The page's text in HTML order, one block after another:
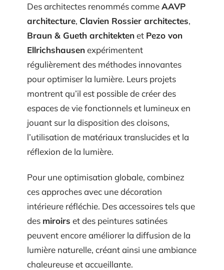
Des architectes renommés commeAAVP
architecture, Clavien Rossier architectes,
Braun & Gueth architektenet Pezo von
Ellrichshausenexpérimentent
régulièrement des méthodes innovantes
pour optimiser la lumière. Leurs projets
montrent qu’il est possible de créer des
espaces de vie fonctionnels et lumineux en
jouant sur la disposition des cloisons,
l’utilisation de matériaux translucides et la
réflexion de la lumière.
Pour une optimisation globale, combinez
ces approches avec une décoration
intérieure réfléchie. Des accessoires tels que
des miroirs et des peintures satinées
peuvent encore améliorer la diffusion de la
lumière naturelle, créant ainsi une ambiance
chaleureuse et accueillante.